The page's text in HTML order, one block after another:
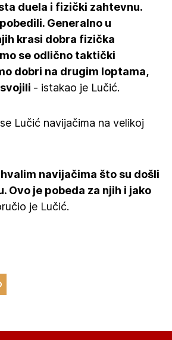
duela i fizički zahtevnu.
Generalno u
krasi dobra fizička
se odlično taktički
dobri na drugim loptama,
- istakao je Lučić.
Lučić navijačima na velikoj
navijačima što su došli
Ovo je pobeda za njih i jako
je Lučić.